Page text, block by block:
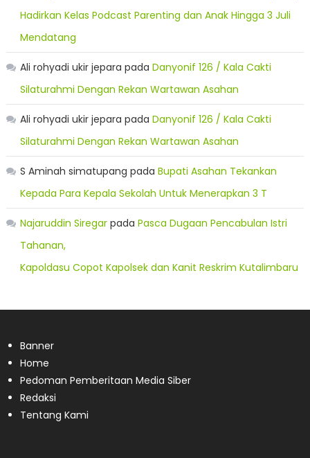
Hadirkan Kelas Podcast Parenting dan Anak Hingga 3 Juli
Mendatang
Ali rohyadi ukir jepara pada Danyonif 126 / Kala Cakti
Silaturahmi Dengan Rekan Wartawan Asahan
Ali rohyadi ukir jepara pada Danyonif 126 / Kala Cakti
Silaturahmi Dengan Rekan Wartawan Asahan
S Aminah simatupang pada Bupati Asahan Tekankan
Kepada Para Kepala Sekolah Untuk Menerapkan 3 T
Najaruddin Siregarpada Pasca Dugaan Pencabulan Istri
Tahanan,
Kapoldasu Copot Kapolsek dan Kanit Reskrim Kutalimbaru
Banner
Home
Pedoman Pemberitaan Media Siber
Redaksi
Tentang Kami